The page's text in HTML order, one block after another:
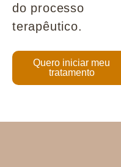
do processo
terapêutico.
Quero iniciar meu
tratamento